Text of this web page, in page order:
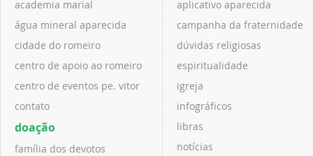
academia marial
água mineral aparecida
cidade do romeiro
centro de apoio ao romeiro
centro de eventos pe. vitor
contato
doação
família dos devotos
aplicativo aparecida
campanha da fraternidade
dúvidas religiosas
espiritualidade
igreja
infográficos
libras
notícias